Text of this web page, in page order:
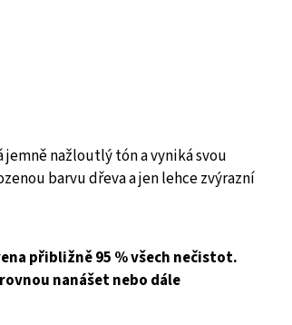
jemně nažloutlý tón a vyniká svou
barvu dřeva a jen lehce zvýrazní
přibližně 95 % všech nečistot.
nanášet nebo dále